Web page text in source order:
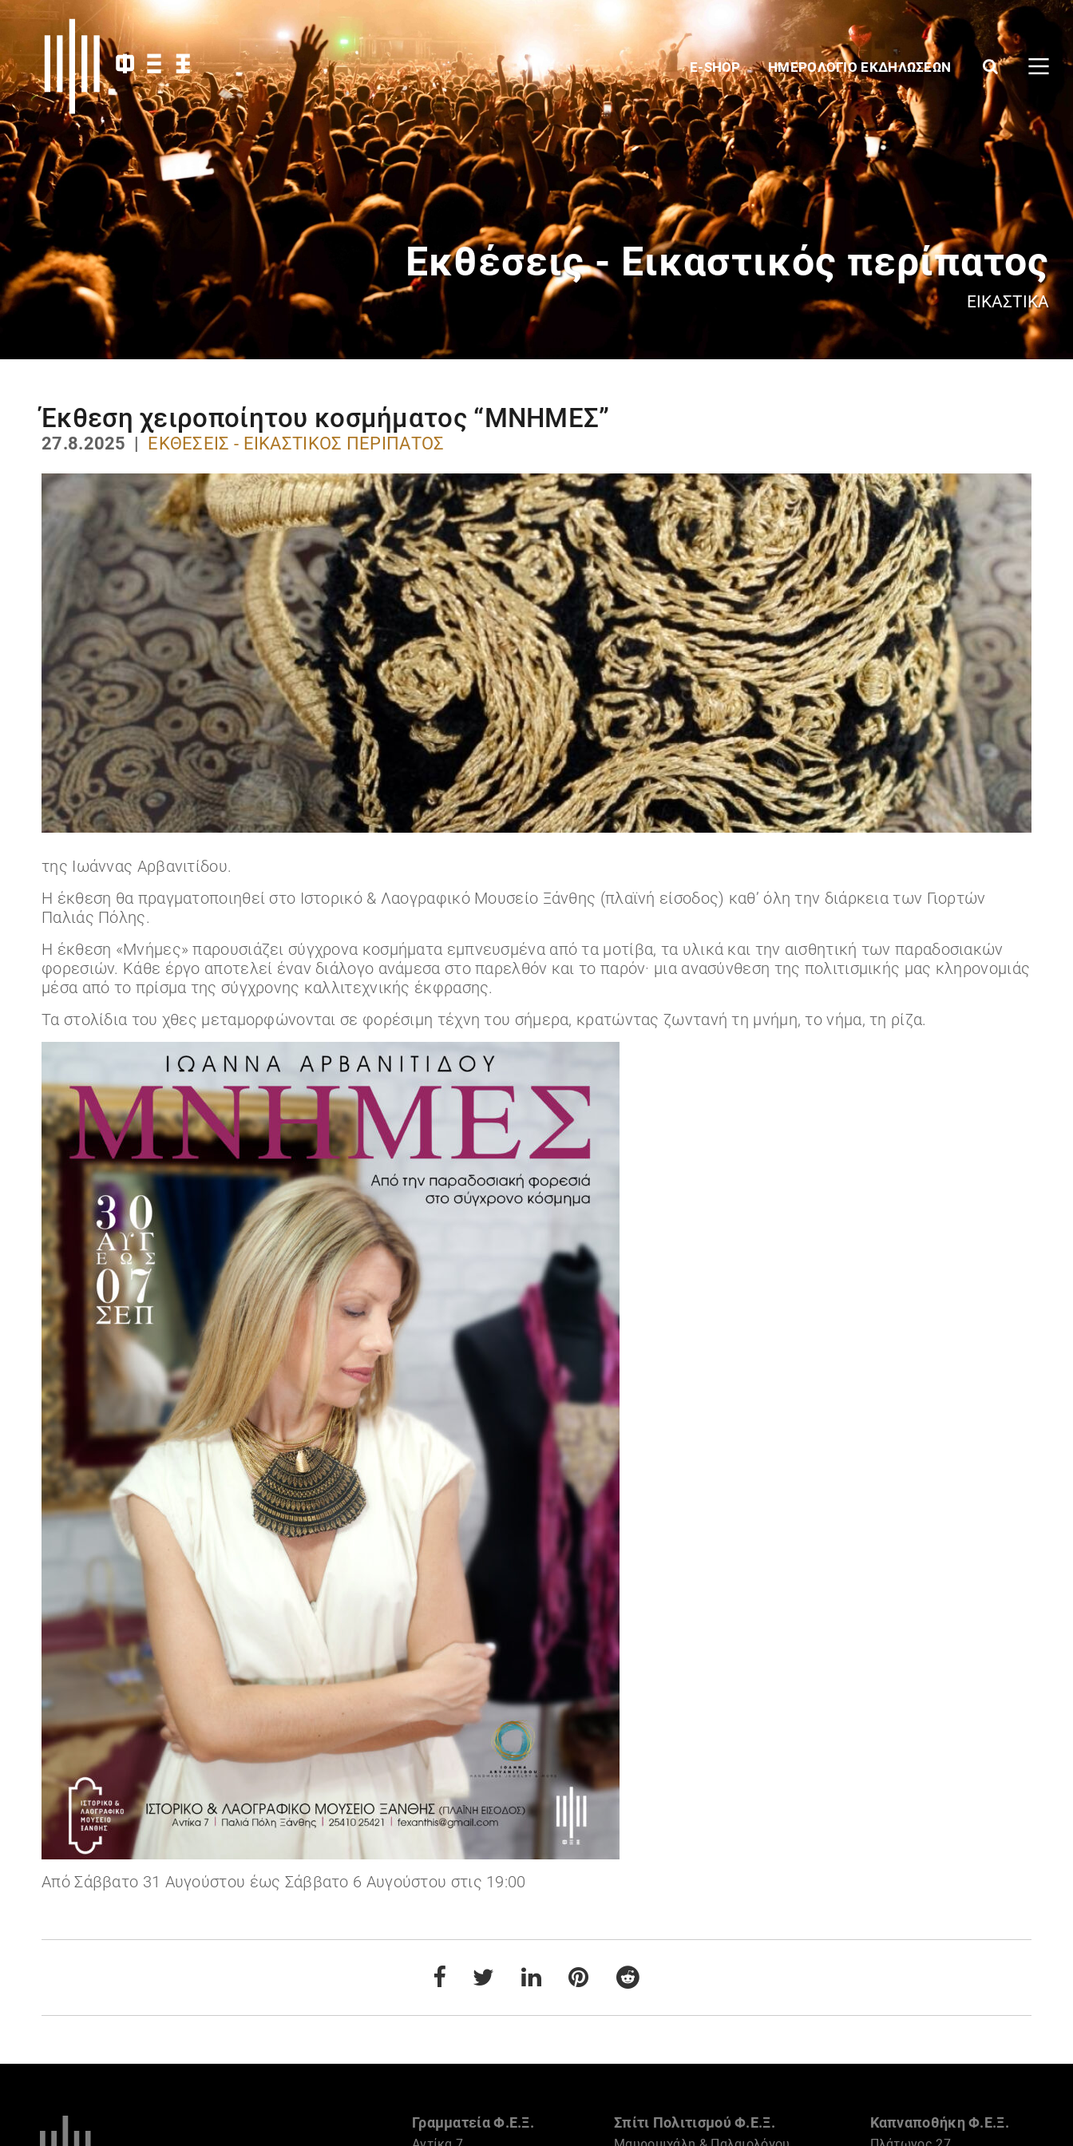
E-SHOP ΗΜΕΡΟΛΌΓΙΟ ΕΚΔΗΛΏΣΕΩΝ
Εκθέσεις - Εικαστικός περίπατος
ΕΙΚΑΣΤΙΚΆ
Έκθεση χειροποίητου κοσμήματος “ΜΝΗΜΕΣ”
27.8.2025 | ΕΚΘΈΣΕΙΣ - ΕΙΚΑΣΤΙΚΌΣ ΠΕΡΊΠΑΤΟΣ
της Ιωάννας Αρβανιτίδου.
Η έκθεση θα πραγματοποιηθεί στο Ιστορικό & Λαογραφικό Μουσείο Ξάνθης (πλαϊνή είσοδος) καθ’ όλη την διάρκεια των Γιορτών
Παλιάς Πόλης.
Η έκθεση «Μνήμες» παρουσιάζει σύγχρονα κοσμήματα εμπνευσμένα από τα μοτίβα, τα υλικά και την αισθητική των παραδοσιακών
φορεσιών. Κάθε έργο αποτελεί έναν διάλογο ανάμεσα στο παρελθόν και το παρόν· μια ανασύνθεση της πολιτισμικής μας κληρονομιάς
μέσα από το πρίσμα της σύγχρονης καλλιτεχνικής έκφρασης.
Τα στολίδια του χθες μεταμορφώνονται σε φορέσιμη τέχνη του σήμερα, κρατώντας ζωντανή τη μνήμη, το νήμα, τη ρίζα.
Από Σάββατο 31 Αυγούστου έως Σάββατο 6 Αυγούστου στις 19:00
Γραμματεία Φ.Ε.Ξ. Σπίτι Πολιτισμού Φ.Ε.Ξ. Καπναποθήκη Φ.Ε.Ξ.